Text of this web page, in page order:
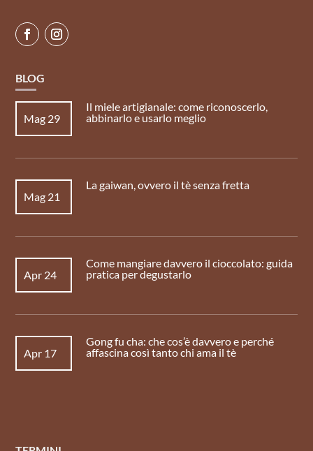
BLOG
Il miele artigianale: come riconoscerlo,
abbinarlo e usarlo meglio
Mag 29
La gaiwan, ovvero il tè senza fretta
Mag 21
Come mangiare davvero il cioccolato: guida
pratica per degustarlo
Apr 24
Gong fu cha: che cos’è davvero e perché
affascina così tanto chi ama il tè
Apr 17